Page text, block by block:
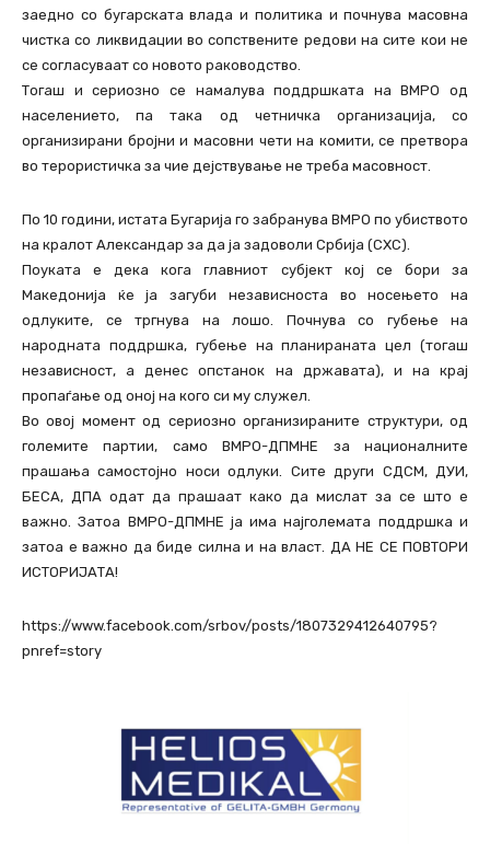
заедно со бугарската влада и политика и почнува масовна
чистка со ликвидации во сопствените редови на сите кои не
се согласуваат со новото раководство.
Тогаш и сериозно се намалува поддршката на ВМРО од
населението, па така од четничка организација, со
организирани бројни и масовни чети на комити, се претвора
во терористичка за чие дејствување не треба масовност.
По 10 години, истата Бугарија го забранува ВМРО по убиството
на кралот Александар за да ја задоволи Србија (СХС).
Поуката е дека кога главниот субјект кој се бори за
Македонија ќе ја загуби независноста во носењето на
одлуките, се тргнува на лошо. Почнува со губење на
народната поддршка, губење на планираната цел (тогаш
независност, а денес опстанок на државата), и на крај
пропаѓање од оној на кого си му служел.
Во овој момент од сериозно организираните структури, од
големите партии, само ВМРО-ДПМНЕ за националните
прашања самостојно носи одлуки. Сите други СДСМ, ДУИ,
БЕСА, ДПА одат да прашаат како да мислат за се што е
важно. Затоа ВМРО-ДПМНЕ ја има најголемата поддршка и
затоа е важно да биде силна и на власт. ДА НЕ СЕ ПОВТОРИ
ИСТОРИЈАТА!
https://www.facebook.com/srbov/posts/1807329412640795?
pnref=story